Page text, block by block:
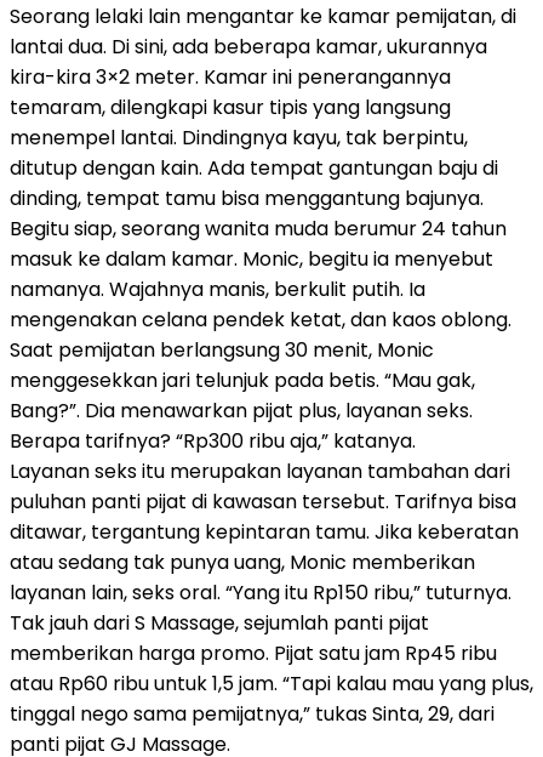
Seorang lelaki lain mengantar ke kamar pemijatan, di
lantai dua. Di sini, ada beberapa kamar, ukurannya
kira-kira 3×2 meter. Kamar ini penerangannya
temaram, dilengkapi kasur tipis yang langsung
menempel lantai. Dindingnya kayu, tak berpintu,
ditutup dengan kain. Ada tempat gantungan baju di
dinding, tempat tamu bisa menggantung bajunya.
Begitu siap, seorang wanita muda berumur 24 tahun
masuk ke dalam kamar. Monic, begitu ia menyebut
namanya. Wajahnya manis, berkulit putih. Ia
mengenakan celana pendek ketat, dan kaos oblong.
Saat pemijatan berlangsung 30 menit, Monic
menggesekkan jari telunjuk pada betis. “Mau gak,
Bang?”. Dia menawarkan pijat plus, layanan seks.
Berapa tarifnya? “Rp300 ribu aja,” katanya.
Layanan seks itu merupakan layanan tambahan dari
puluhan panti pijat di kawasan tersebut. Tarifnya bisa
ditawar, tergantung kepintaran tamu. Jika keberatan
atau sedang tak punya uang, Monic memberikan
layanan lain, seks oral. “Yang itu Rp150 ribu,” tuturnya.
Tak jauh dari S Massage, sejumlah panti pijat
memberikan harga promo. Pijat satu jam Rp45 ribu
atau Rp60 ribu untuk 1,5 jam. “Tapi kalau mau yang plus,
tinggal nego sama pemijatnya,” tukas Sinta, 29, dari
panti pijat GJ Massage.